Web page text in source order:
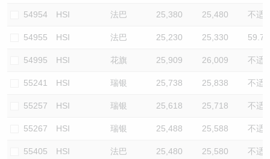
54954 HSI 法巴 25,380 25,480 不适
54955 HSI 法巴 25,230 25,330 59.7
54995 HSI 花旗 25,909 26,009 不适
55241 HSI 瑞银 25,738 25,838 不适
55257 HSI 瑞银 25,618 25,718 不适
55267 HSI 瑞银 25,488 25,588 不适
55405 HSI 法巴 25,480 25,580 不适